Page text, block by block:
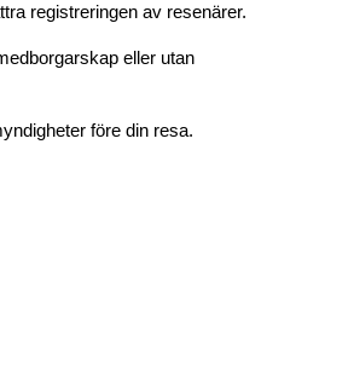
registreringen av resenärer.
eller utan
före din resa.